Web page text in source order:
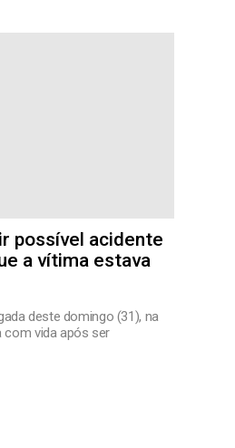
possível acidente
a vítima estava
deste domingo (31), na
com vida após ser